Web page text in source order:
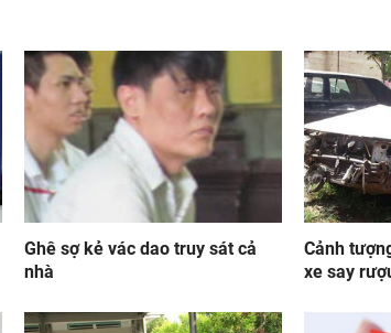
Ghê sợ kẻ vác dao truy sát cả
nhà
Cảnh
xe say